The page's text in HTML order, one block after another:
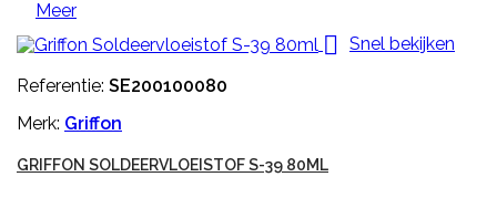
Meer
 Snel bekijken
Referentie: SE200100080
Merk: Griffon
GRIFFON SOLDEERVLOEISTOF S-39 80ML